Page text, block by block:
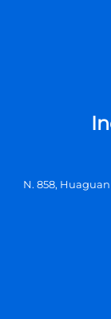
N. 858,